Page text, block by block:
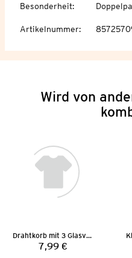
Besonderheit:
Artikelnummer:
Wird von
Drahtkorb mit 3 Glasvasen
Preis:
7,99 €